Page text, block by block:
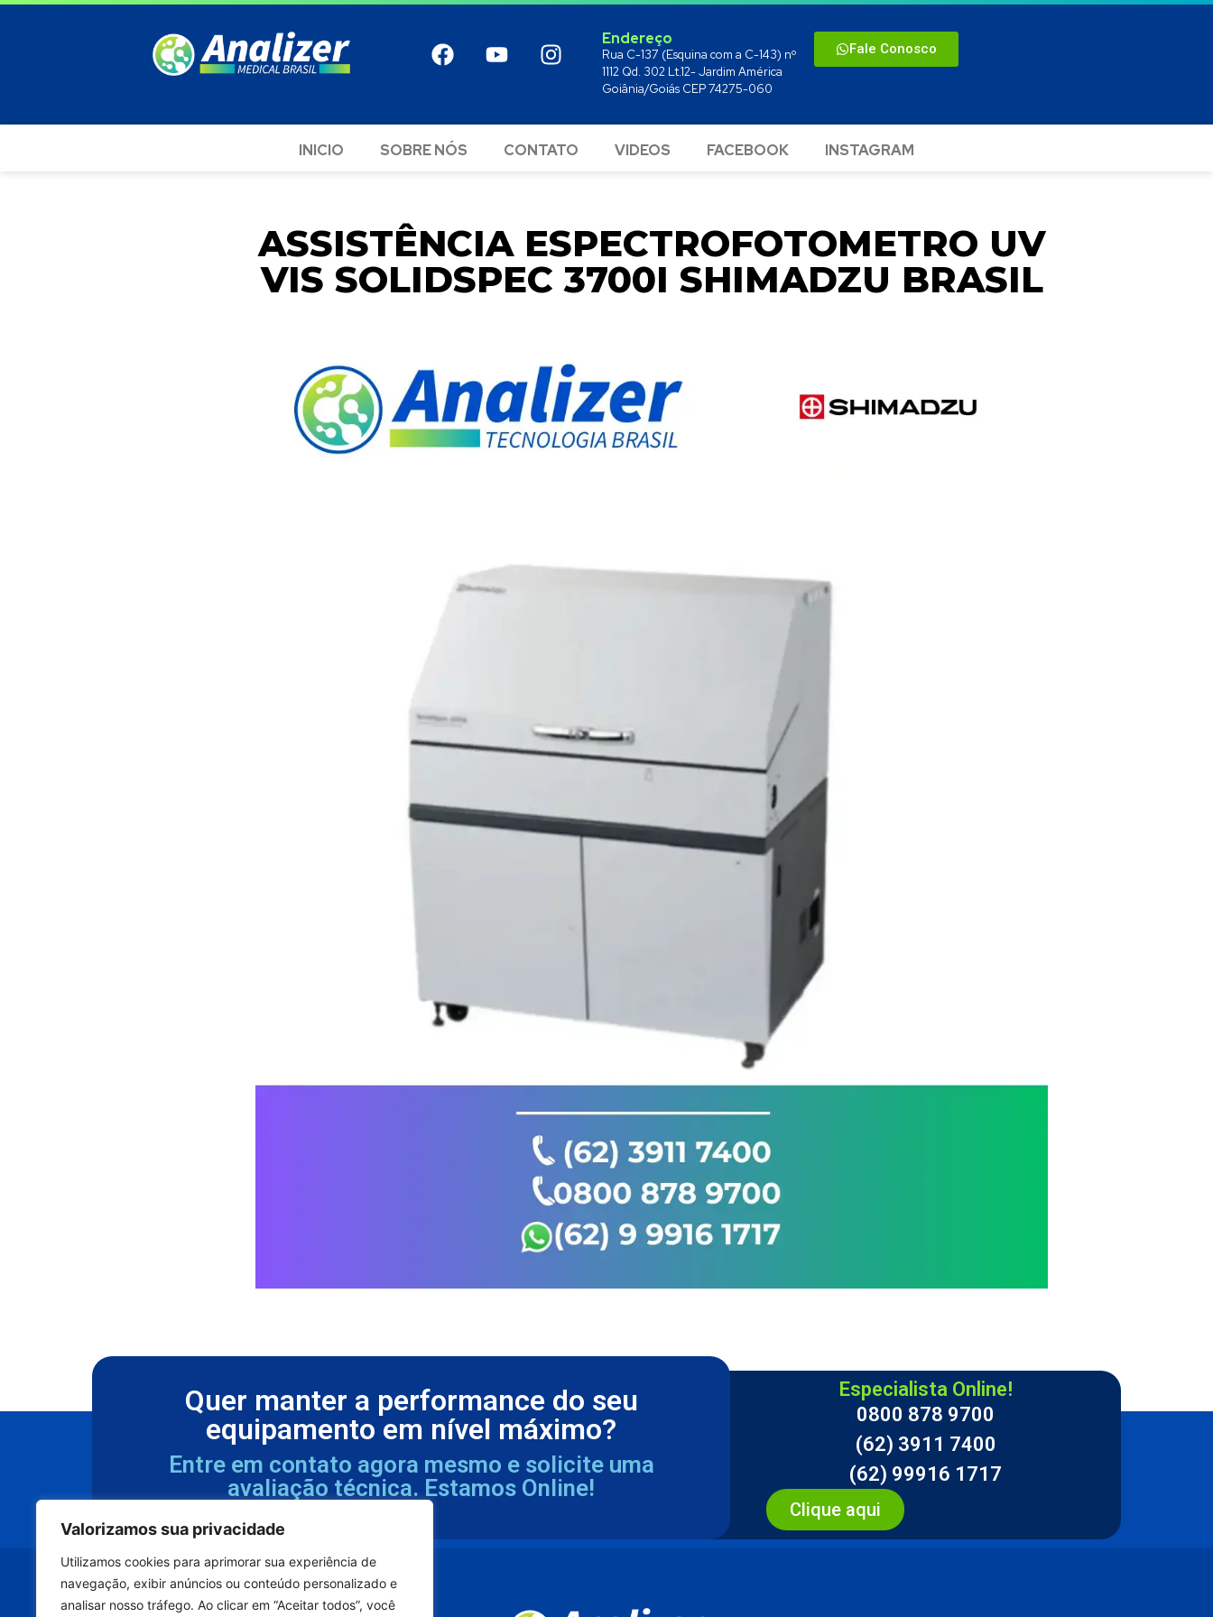
Valorizamos sua privacidade
Utilizamos cookies para aprimorar sua experiência de
navegação, exibir anúncios ou conteúdo personalizado e
analisar nosso tráfego. Ao clicar em “Aceitar todos”, você
Endereço
Rua C-137 (Esquina com a C-143) nº
1112 Qd. 302 Lt.12- Jardim América
Goiânia/Goiás CEP 74275-060
Fale Conosco
INICIO SOBRE NÓS CONTATO VIDEOS FACEBOOK INSTAGRAM
ASSISTÊNCIA ESPECTROFOTOMETRO UV
VIS SOLIDSPEC 3700I SHIMADZU BRASIL
Quer manter a performance do seu
equipamento em nível máximo?
Entre em contato agora mesmo e solicite uma
avaliação técnica. Estamos Online!
Especialista Online!
0800 878 9700
(62) 3911 7400
(62) 99916 1717
Clique aqui